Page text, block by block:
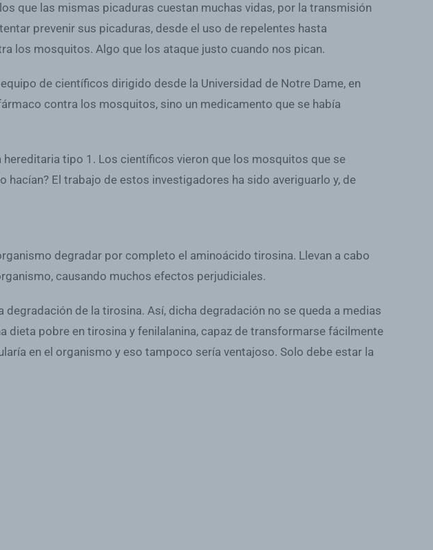
que las mismas picaduras cuestan muchas vidas, por la transmisión
prevenir sus picaduras, desde el uso de repelentes hasta
los mosquitos. Algo que los ataque justo cuando nos pican.
de científicos dirigido desde la Universidad de Notre Dame, en
contra los mosquitos, sino un medicamento que se había
tipo 1. Los científicos vieron que los mosquitos que se
El trabajo de estos investigadores ha sido averiguarlo y, de
degradar por completo el aminoácido tirosina. Llevan a cabo
causando muchos efectos perjudiciales.
de la tirosina. Así, dicha degradación no se queda a medias
dieta pobre en tirosina y fenilalanina, capaz de transformarse fácilmente
en el organismo y eso tampoco sería ventajoso. Solo debe estar la